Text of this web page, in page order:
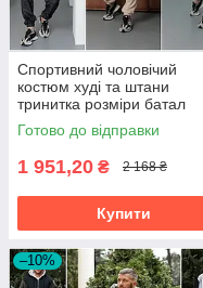
Спортивний чоловічий
костюм худі та штани
тринитка розміри батал
Готово до відправки
1 951,20 ₴ 2 168 ₴
Купити
–10%